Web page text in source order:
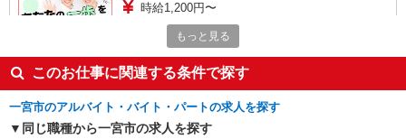
時給1,200円〜
愛知県一宮市
キープ
派遣社員
株式会社kotrio /●NG-H-2029716
もっと見る
このお仕事に関連する条件で探す
一宮市のアルバイト・バイト・パートの求人を探す
同じ職種から一宮市の求人を探す